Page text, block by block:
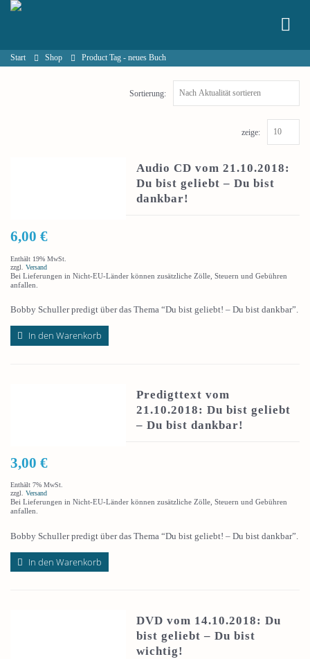
Start Shop Product Tag - neues Buch
Sortierung:
zeige:
Audio CD vom 21.10.2018:
Du bist geliebt – Du bist
dankbar!
6,00 €
Enthält 19% MwSt.
zzgl. Versand
Bei Lieferungen in Nicht-EU-Länder können zusätzliche Zölle, Steuern und Gebühren
anfallen.
Bobby Schuller predigt über das Thema “Du bist geliebt! – Du bist dankbar”.
In den Warenkorb
Predigttext vom
21.10.2018: Du bist geliebt
– Du bist dankbar!
3,00 €
Enthält 7% MwSt.
zzgl. Versand
Bei Lieferungen in Nicht-EU-Länder können zusätzliche Zölle, Steuern und Gebühren
anfallen.
Bobby Schuller predigt über das Thema “Du bist geliebt! – Du bist dankbar”.
In den Warenkorb
DVD vom 14.10.2018: Du
bist geliebt – Du bist
wichtig!